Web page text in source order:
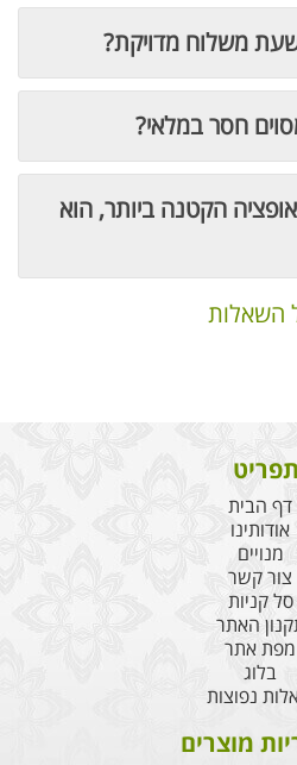
משלוח מדויקת?
חסר במלאי?
הקטנה ביותר, הוא
השאלות
תפריט
דף הבית
אודותינו
מנויים
צור קשר
סל קניות
האתר
מפת אתר
בלוג
נפוצות
מוצרים